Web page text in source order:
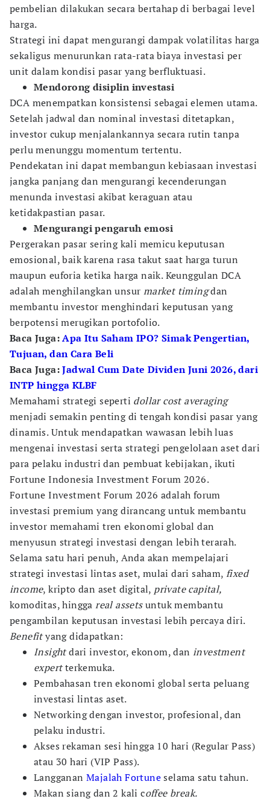
pembelian dilakukan secara bertahap di berbagai level
harga.
Strategi ini dapat mengurangi dampak volatilitas harga
sekaligus menurunkan rata-rata biaya investasi per
unit dalam kondisi pasar yang berfluktuasi.
Mendorong disiplin investasi
DCA menempatkan konsistensi sebagai elemen utama.
Setelah jadwal dan nominal investasi ditetapkan,
investor cukup menjalankannya secara rutin tanpa
perlu menunggu momentum tertentu.
Pendekatan ini dapat membangun kebiasaan investasi
jangka panjang dan mengurangi kecenderungan
menunda investasi akibat keraguan atau
ketidakpastian pasar.
Mengurangi pengaruh emosi
Pergerakan pasar sering kali memicu keputusan
emosional, baik karena rasa takut saat harga turun
maupun euforia ketika harga naik. Keunggulan DCA
adalah menghilangkan unsur market timingdan
membantu investor menghindari keputusan yang
berpotensi merugikan portofolio.
Baca Juga:Apa Itu Saham IPO? Simak Pengertian,
Tujuan, dan Cara Beli
Baca Juga:Jadwal Cum Date Dividen Juni 2026, dari
INTP hingga KLBF
Memahami strategi seperti dollar cost averaging
menjadi semakin penting di tengah kondisi pasar yang
dinamis. Untuk mendapatkan wawasan lebih luas
mengenai investasi serta strategi pengelolaan aset dari
para pelaku industri dan pembuat kebijakan, ikuti
Fortune Indonesia Investment Forum 2026.
Fortune Investment Forum 2026 adalah forum
investasi premium yang dirancang untuk membantu
investor memahami tren ekonomi global dan
menyusun strategi investasi dengan lebih terarah.
Selama satu hari penuh, Anda akan mempelajari
strategi investasi lintas aset, mulai dari saham, fixed
income, kripto dan aset digital, private capital,
komoditas, hinggareal assetsuntuk membantu
pengambilan keputusan investasi lebih percaya diri.
Benefityang didapatkan:
Insightdari investor, ekonom, daninvestment
expertterkemuka.
Pembahasan tren ekonomi global serta peluang
investasi lintas aset.
Networking dengan investor, profesional, dan
pelaku industri.
Akses rekaman sesi hingga 10 hari (Regular Pass)
atau 30 hari (VIP Pass).
LanggananMajalah Fortuneselama satu tahun.
Makan siang dan 2 kali coffee break.